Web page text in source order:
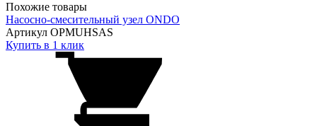
Похожие товары
Насосно-смесительный узел ONDO
Артикул OPMUHSAS
Купить в 1 клик